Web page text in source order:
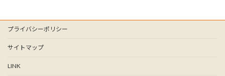
プライバシーポリシー
サイトマップ
LINK